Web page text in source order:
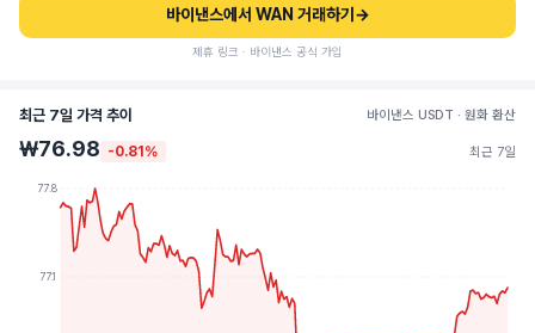
바이낸스에서 WAN 거래하기 →
제휴 링크 · 바이낸스 공식 가입
최근 7일 가격 추이 바이낸스 USDT · 원화 환산
₩76.98 -0.81% 최근 7일
77.8
77.1